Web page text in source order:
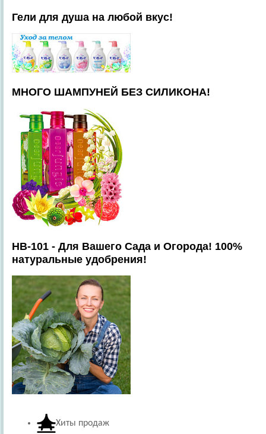
Гели для душа на любой вкус!
МНОГО ШАМПУНЕЙ БЕЗ СИЛИКОНА!
HB-101 - Для Вашего Сада и Огорода! 100%
натуральные удобрения!
Хиты продаж